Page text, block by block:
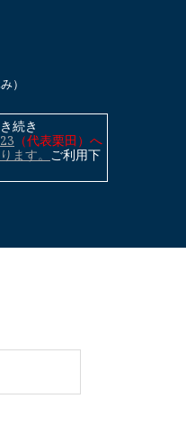
）
続き
（代表栗田）へ
ます。 ご利用下